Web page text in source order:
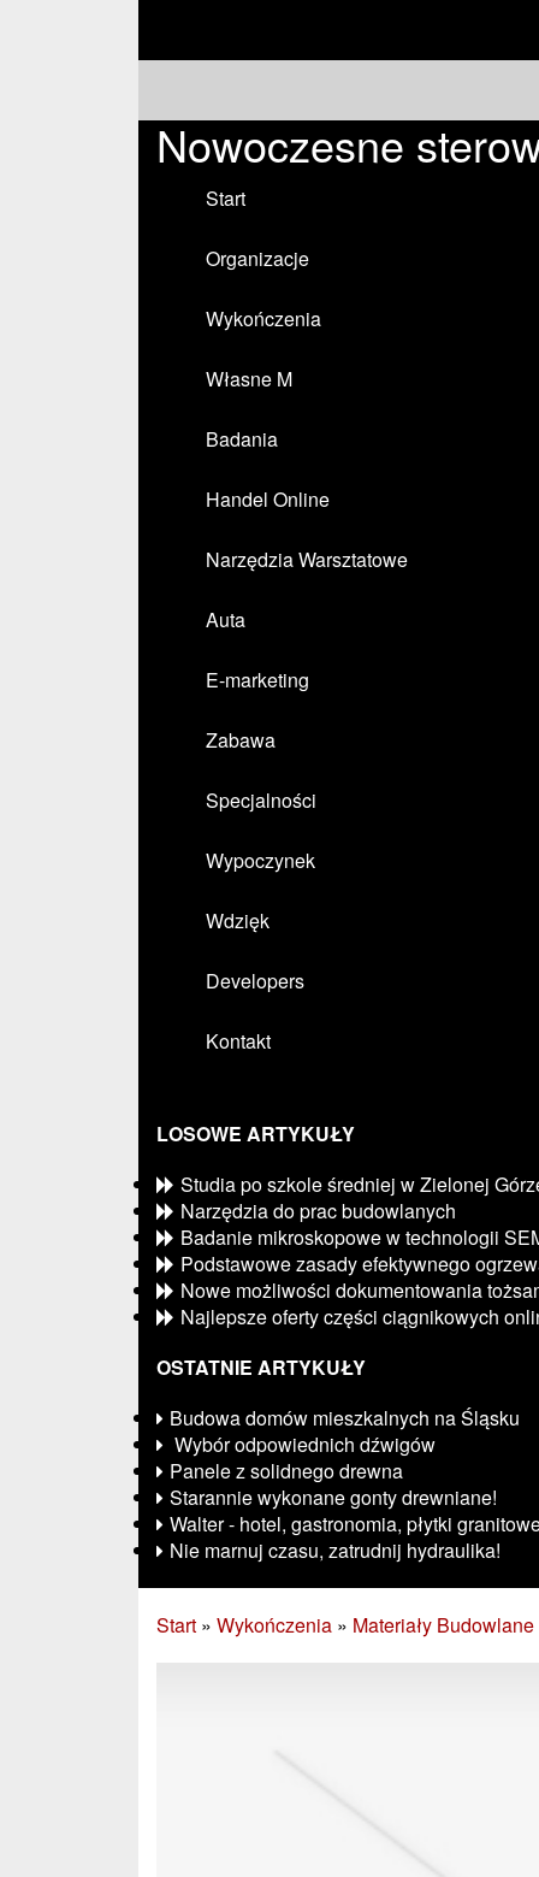
Nowoczesne
Start
Organizacje
Wykończenia
Własne M
Badania
Handel Online
Narzędzia Warsztatowe
Auta
E-marketing
Zabawa
Specjalności
Wypoczynek
Wdzięk
Developers
Kontakt
LOSOWE ARTYKUŁY
Studia po szkole średniej w Zielonej
Narzędzia do prac budowlanych
Badanie mikroskopowe w technologii
Podstawowe zasady efektywnego
Nowe możliwości dokumentowania
Najlepsze oferty części ciągnikowych
OSTATNIE ARTYKUŁY
Budowa domów mieszkalnych na Śląsku
Wybór odpowiednich dźwigów
Panele z solidnego drewna
Starannie wykonane gonty drewniane!
Walter - hotel, gastronomia, płytki
Nie marnuj czasu, zatrudnij hydraulika!
Start » Wykończenia » Materiały Budowlane